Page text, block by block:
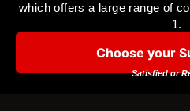
which offers a large range of
1.
Choose your
Satisfied or